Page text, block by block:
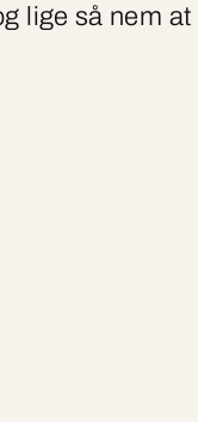
lige så nem